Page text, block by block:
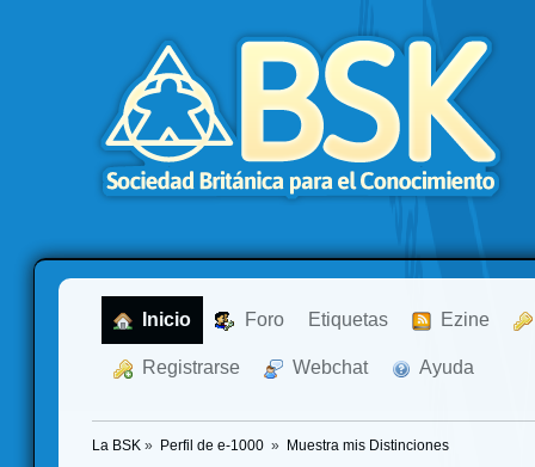
Inicio Foro Etiquetas Ezine
Registrarse Webchat Ayuda
La BSK » Perfil de e-1000 » Muestra mis Distinciones